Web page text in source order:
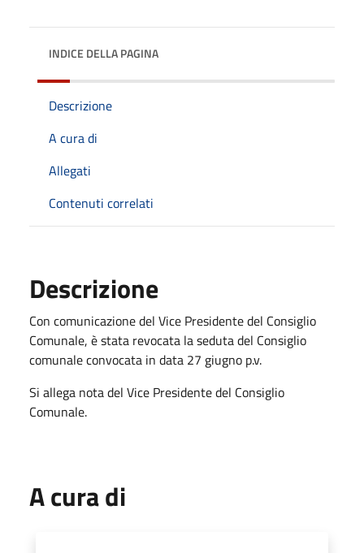
INDICE DELLA PAGINA
Descrizione
A cura di
Allegati
Contenuti correlati
Descrizione
Con comunicazione del Vice Presidente del Consiglio
Comunale, è stata revocata la seduta del Consiglio
comunale convocata in data 27 giugno p.v.
Si allega nota del Vice Presidente del Consiglio
Comunale.
A cura di